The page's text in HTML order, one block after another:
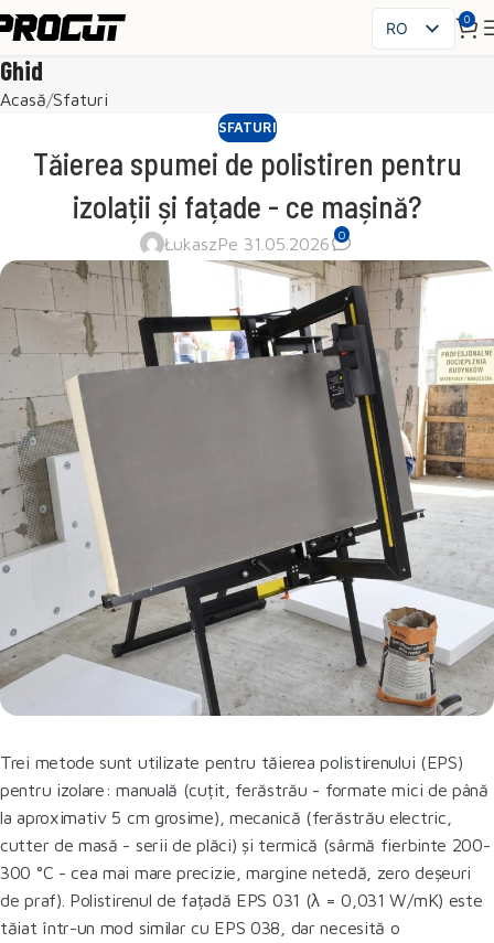
RO
FR
IT
UK
DE
0
Ghid
Acasă Sfaturi
SFATURI
Tăierea spumei de polistiren pentru
izolații și fațade - ce mașină?
ŁukaszPe 31.05.2026 0
Trei metode sunt utilizate pentru tăierea polistirenului (EPS)
pentru izolare: manuală (cuțit, ferăstrău - formate mici de până
la aproximativ 5 cm grosime), mecanică (ferăstrău electric,
cutter de masă - serii de plăci) și termică (sârmă fierbinte 200-
300 °C - cea mai mare precizie, margine netedă, zero deșeuri
de praf). Polistirenul de fațadă EPS 031 (λ = 0,031 W/mK) este
tăiat într-un mod similar cu EPS 038, dar necesită o